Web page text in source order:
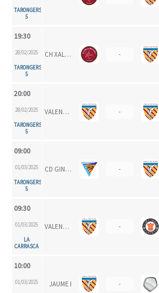
TARONGERS
5
19:30
28/02/2025
TARONGERS
5
CH XALOC 1993 -
20:00
28/02/2025
TARONGERS
5
VALENCIA CH 2024 -
09:00
01/03/2025
TARONGERS
5
CD GINER CELESTE -
09:30
01/03/2025
LA
CARRASCA
VALENCIA CH 1924 -
10:00
01/03/2025 JAUME I -